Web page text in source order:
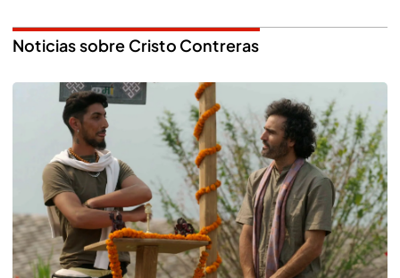
Noticias sobre Cristo Contreras